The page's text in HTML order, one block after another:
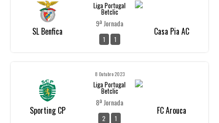
SL Benfica
Liga Portugal
Betclic
9ª Jornada
1 1
Casa Pia AC
Sporting CP
8 Outubro 2023
Liga Portugal
Betclic
8ª Jornada
2 1
FC Arouca